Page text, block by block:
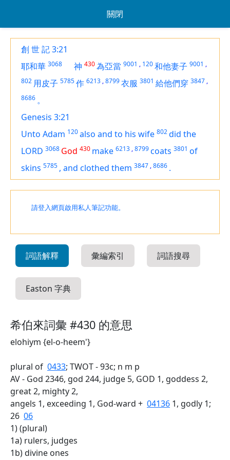
關閉
創 世 記 3:21
耶和華 3068 神 430為亞當 9001 , 120和他妻子 9001 ,
802 用皮子 5785作 6213 ,8799衣服 3801 給他們穿 3847 ,
8686 。
Genesis 3:21
Unto Adam 120also and to his wife 802did the
LORD 3068 God 430 make 6213 ,8799coats 3801 of
skins 5785 , and clothed them 3847 ,8686 .
請登入網頁啟用私人筆記功能。
詞語解釋 彙編索引 詞語搜尋
Easton 字典
希伯來詞彙 #430 的意思
elohiym {el-o-heem'}
plural of 0433; TWOT - 93c; n m p
AV - God 2346, god 244, judge 5, GOD 1, goddess 2,
great 2, mighty 2,
angels 1, exceeding 1, God-ward + 04136 1, godly 1;
26 06
1) (plural)
1a) rulers, judges
1b) divine ones